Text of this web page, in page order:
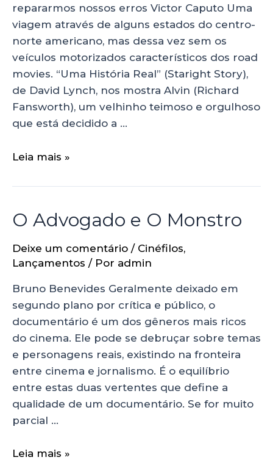
repararmos nossos erros Victor Caputo Uma
viagem através de alguns estados do centro-
norte americano, mas dessa vez sem os
veículos motorizados característicos dos road
movies. “Uma História Real” (Staright Story),
de David Lynch, nos mostra Alvin (Richard
Fansworth), um velhinho teimoso e orgulhoso
que está decidido a …
Leia mais »
O Advogado e O Monstro
Deixe um comentário / Cinéfilos,
Lançamentos / Por admin
Bruno Benevides Geralmente deixado em
segundo plano por crítica e público, o
documentário é um dos gêneros mais ricos
do cinema. Ele pode se debruçar sobre temas
e personagens reais, existindo na fronteira
entre cinema e jornalismo. É o equilíbrio
entre estas duas vertentes que define a
qualidade de um documentário. Se for muito
parcial …
Leia mais »